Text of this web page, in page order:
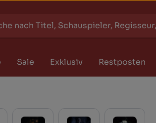
Sale Exklusiv Restposten